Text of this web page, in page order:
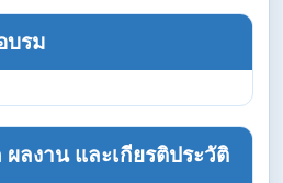
บรม
ลงาน และเกียรติประวัติ